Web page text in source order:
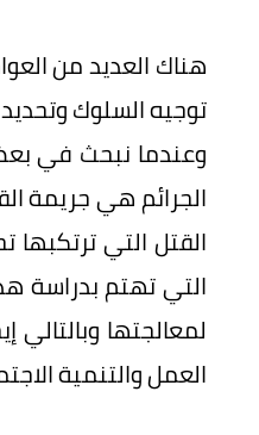
هناك العديد من
توجيه السلوك
وعندما نبحث في
الجرائم هي جريمة
القتل التي
التي تهتم بدراسة
لمعالجتها
العمل والتنمية